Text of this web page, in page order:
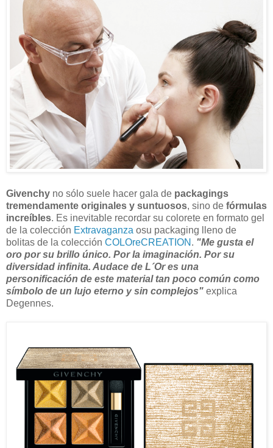
Givenchy no sólo suele hacer gala de packagings
tremendamente originales y suntuosos, sino de fórmulas
increíbles. Es inevitable recordar su colorete en formato gel
de la colección Extravaganza osu packaging lleno de
bolitas de la colección COLOreCREATION . "Me gusta el
oro por su brillo único. Por la imaginación. Por su
diversidad infinita. Audace de L´Or es una
personificación de este material tan poco común como
símbolo de un lujo eterno y sin complejos" explica
Degennes.